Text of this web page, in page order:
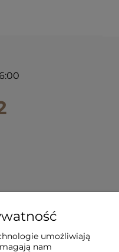
umożliwiają
nam